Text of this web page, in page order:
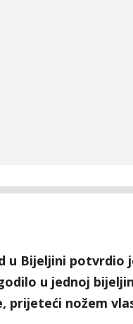
u Bijeljini potvrdio
u jednoj
prijeteći nožem